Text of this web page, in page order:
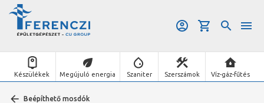
Készülékek Megújuló energia Szaniter Szerszámok Víz-gáz-fűtés
Beépíthető mosdók